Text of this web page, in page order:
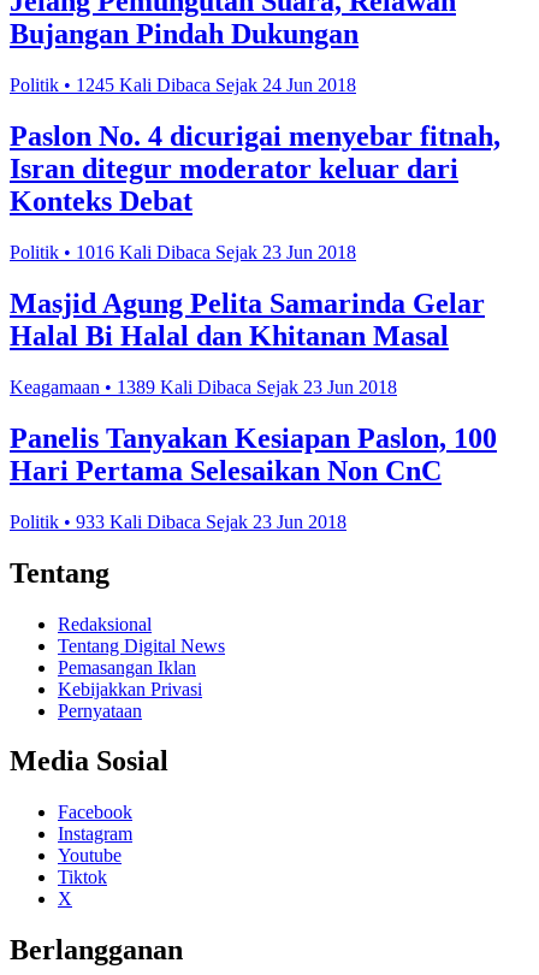
Bujangan Pindah Dukungan
Politik • 1245 Kali Dibaca Sejak 24 Jun 2018
Paslon No. 4 dicurigai menyebar fitnah,
Isran ditegur moderator keluar dari
Konteks Debat
Politik • 1016 Kali Dibaca Sejak 23 Jun 2018
Masjid Agung Pelita Samarinda Gelar
Halal Bi Halal dan Khitanan Masal
Keagamaan • 1389 Kali Dibaca Sejak 23 Jun 2018
Panelis Tanyakan Kesiapan Paslon, 100
Hari Pertama Selesaikan Non CnC
Politik • 933 Kali Dibaca Sejak 23 Jun 2018
Tentang
Redaksional
Tentang Digital News
Pemasangan Iklan
Kebijakkan Privasi
Pernyataan
Media Sosial
Facebook
Instagram
Youtube
Tiktok
X
Berlangganan